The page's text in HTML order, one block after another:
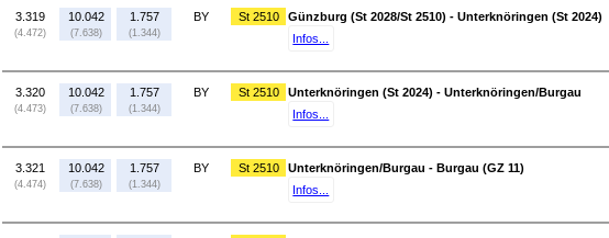
3.319
(4.472)
10.042
(7.638)
1.757
(1.344)
BY St 2510
Günzburg (St 2028/St 2510) - Unterknöringen (St 2024)
Infos...
3.320
(4.473)
10.042
(7.638)
1.757
(1.344)
BY St 2510
Unterknöringen (St 2024) - Unterknöringen/Burgau
Infos...
3.321
(4.474)
10.042
(7.638)
1.757
(1.344)
BY St 2510
Unterknöringen/Burgau - Burgau (GZ 11)
Infos...